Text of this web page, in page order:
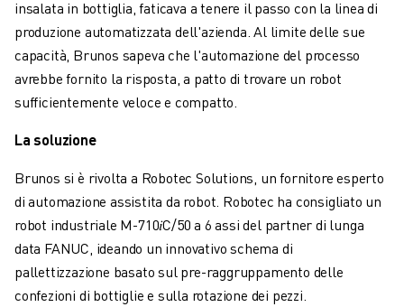
FANUC ACADEMY
SOLUZIONI PER L’INDUSTRIA
SOLUZIONI PER EDUCATION
WORLDSKILLS E GIOVANI TALENTI
NOTIZIE E MEDIA
EVENTI
GIORNATE PORTE APERTE
EVENTI FORMATIVI
INFORMAZIONI SU FANUC
INFORMAZIONI SU FANUC
FANUC IN EUROPA
LE NOSTRE SEDI
insalata in bottiglia, faticava a tenere il passo con la linea di
produzione automatizzata dell'azienda. Al limite delle sue
capacità, Brunos sapeva che l'automazione del processo
avrebbe fornito la risposta, a patto di trovare un robot
sufficientemente veloce e compatto.
La soluzione
Brunos si è rivolta a Robotec Solutions, un fornitore esperto
di automazione assistita da robot. Robotec ha consigliato un
robot industriale M-710𝑖C/50 a 6 assi del partner di lunga
data FANUC, ideando un innovativo schema di
pallettizzazione basato sul pre-raggruppamento delle
confezioni di bottiglie e sulla rotazione dei pezzi.